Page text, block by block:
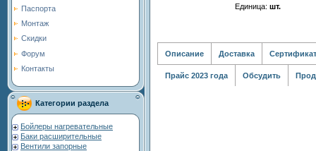
Паспорта
Монтаж
Скидки
Форум
Контакты
Категории раздела
Бойлеры нагревательные
Баки расширительные
Вентили запорные
Единица: шт.
Описание Доставка Сертификат
Прайс 2023 года Обсудить